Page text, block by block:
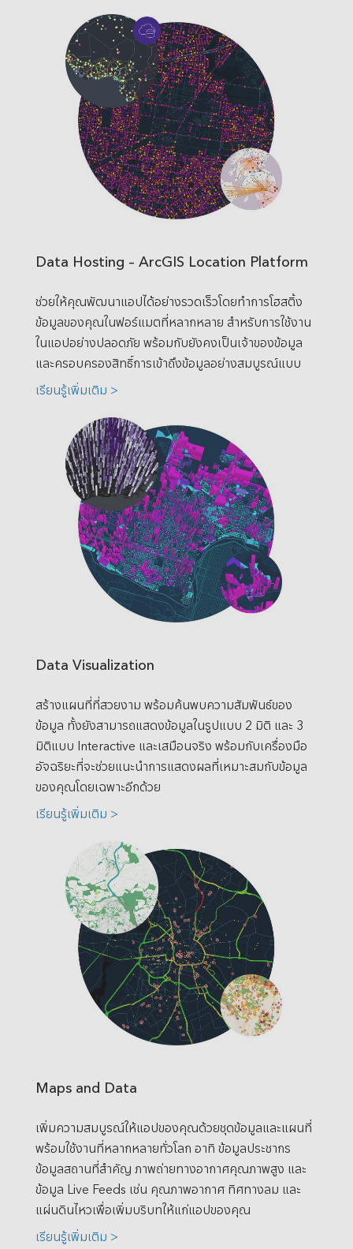
Data Hosting – ArcGIS Location Platform
ช่วยให้คุณพัฒนาแอปได้อย่างรวดเร็วโดยทำการโฮสติ้ง
ข้อมูลของคุณในฟอร์แมตที่หลากหลาย สำหรับการใช้งาน
ในแอปอย่างปลอดภัย พร้อมกับยังคงเป็นเจ้าของข้อมูล
และครอบครองสิทธิ์การเข้าถึงข้อมูลอย่างสมบูรณ์แบบ
เรียนรู้เพิ่มเติม >
Data Visualization
สร้างแผนที่ที่สวยงาม พร้อมค้นพบความสัมพันธ์ของ
ข้อมูล ทั้งยังสามารถแสดงข้อมูลในรูปแบบ 2 มิติ และ 3
มิติแบบ Interactive และเสมือนจริง พร้อมกับเครื่องมือ
อัจฉริยะที่จะช่วยแนะนำการแสดงผลที่เหมาะสมกับข้อมูล
ของคุณโดยเฉพาะอีกด้วย
เรียนรู้เพิ่มเติม >
Maps and Data
เพิ่มความสมบูรณ์ให้แอปของคุณด้วยชุดข้อมูลและแผนที่
พร้อมใช้งานที่หลากหลายทั่วโลก อาทิ ข้อมูลประชากร
ข้อมูลสถานที่สำคัญ ภาพถ่ายทางอากาศคุณภาพสูง และ
ข้อมูล Live Feeds เช่น คุณภาพอากาศ ทิศทางลม และ
แผ่นดินไหวเพื่อเพิ่มบริบทให้แก่แอปของคุณ
เรียนรู้เพิ่มเติม >